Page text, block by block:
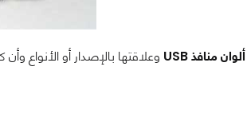
ألوان منافذ USB وعلاقتها بالإصدار أو الأنواع